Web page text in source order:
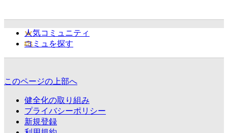
人気コミュニティ
コミュを探す
このページの上部へ
健全化の取り組み
プライバシーポリシー
新規登録